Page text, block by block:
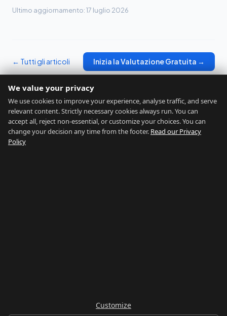
Ultimo aggiornamento: 17 luglio 2026
← Tutti gli articoli Inizia la Valutazione Gratuita →
GIBRALTAR RELOCATION
generali sulle localita immobiliari. Non costituisce
We value your privacy
We use cookies to improve your experience, analyse traffic, and serve
relevant content. Strictly necessary cookies always run. You can
accept all, reject non-essential, or customize your choices. You can
change your decision any time from the footer. Read our Privacy
Policy
Customize